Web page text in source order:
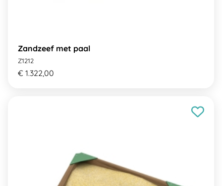
Zandzeef met paal
Z1212
€ 1.322,00